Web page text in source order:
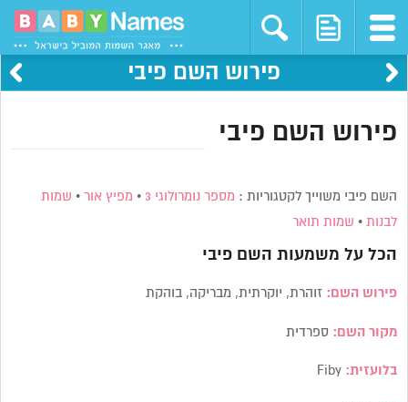
פירוש השם פיבי
פירוש השם פיבי
השם פיבי משוייך לקטגוריות : מספר נומרולוגי 3 • מפיץ אור • שמות
לבנות • שמות תואר
הכל על משמעות השםפיבי
פירוש השם: זוהרת, יוקרתית, מבריקה, בוהקת
מקור השם: ספרדית
בלועזית: Fiby